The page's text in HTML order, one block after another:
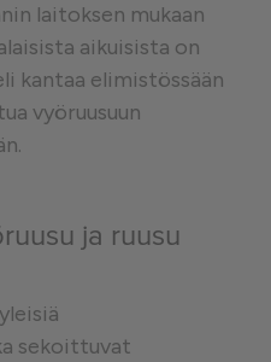
laitoksen mukaan
aikuisista on
kantaa elimistössään
vyöruusuun
ja ruusu
sekoittuvat